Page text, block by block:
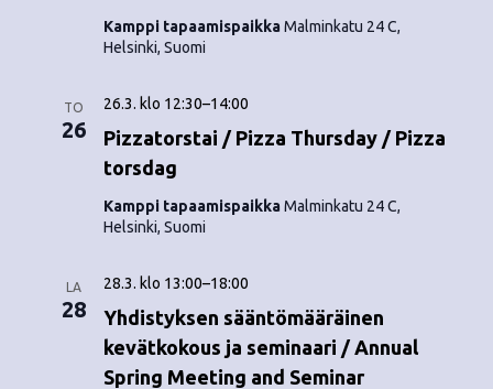
Kamppi tapaamispaikkaMalminkatu 24 C,
Helsinki, Suomi
TO
26
Pizzatorstai / Pizza Thursday / Pizza
torsdag
26.3. klo 12:30–14:00
Kamppi tapaamispaikkaMalminkatu 24 C,
Helsinki, Suomi
LA
28
Yhdistyksen sääntömääräinen
kevätkokous ja seminaari / Annual
Spring Meeting and Seminar
28.3. klo 13:00–18:00